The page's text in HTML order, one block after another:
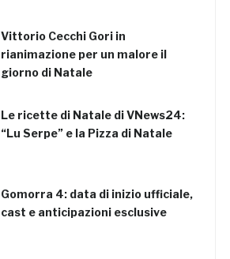
Vittorio Cecchi Gori in
rianimazione per un malore il
giorno di Natale
Le ricette di Natale di VNews24:
“Lu Serpe” e la Pizza di Natale
Gomorra 4: data di inizio ufficiale,
cast e anticipazioni esclusive